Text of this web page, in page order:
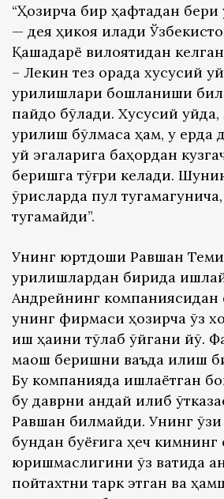
“Ҳозирча бир ҳафтадан
— дея ҳикоя қилади
Қашқадарё вилоятидан
– Лекин тез орада хусусий
қурилишлари бошланиши
пайдо бўлади. Хусусий
қурилиш бўлмаса ҳам, у ерда
уй эгаларига баҳордан
беришга тўғри келади.
ўрисларда пул
тугамайди”.
Унинг юртдоши Равшан
қурилишлардан бирида
Андрейнинг компаниясидан
унинг фирмаси ҳозирча ўз
иш ҳақини тўлаб қўйгани йўқ.
маош беришни ваъда қилиш
Бу компанияда ишлаётган
бу даврни қандай қилиб
Равшан билмайди. Унинг
бундан буёғига ҳеч кимнинг
юришмаслигини ўз вақтида
пойтахтни тарк этган ва